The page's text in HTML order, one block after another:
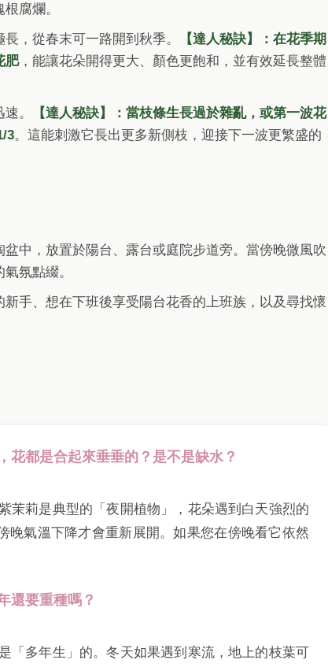
腐爛。
，從春末可一路開到秋季。
【達人秘訣】：在花季期
肥，能讓花朵開得更大、顏色更飽和，並有效延長整體
。
【達人秘訣】：當枝條生長過於雜亂，或第一波花
3。這能刺激它長出更多新側枝，迎接下一波更繁盛的
中，放置於陽台、露台或庭院步道旁。當傍晚微風吹
氛點綴。
手、想在下班後享受陽台花香的上班族，以及尋找懷
花都是合起來垂垂的？是不是缺水？
茉莉是典型的「夜開植物」，花朵遇到白天強烈的
晚氣溫下降才會重新展開。如果您在傍晚看它依然
還要重種嗎？
「多年生」的。冬天如果遇到寒流，地上的枝葉可